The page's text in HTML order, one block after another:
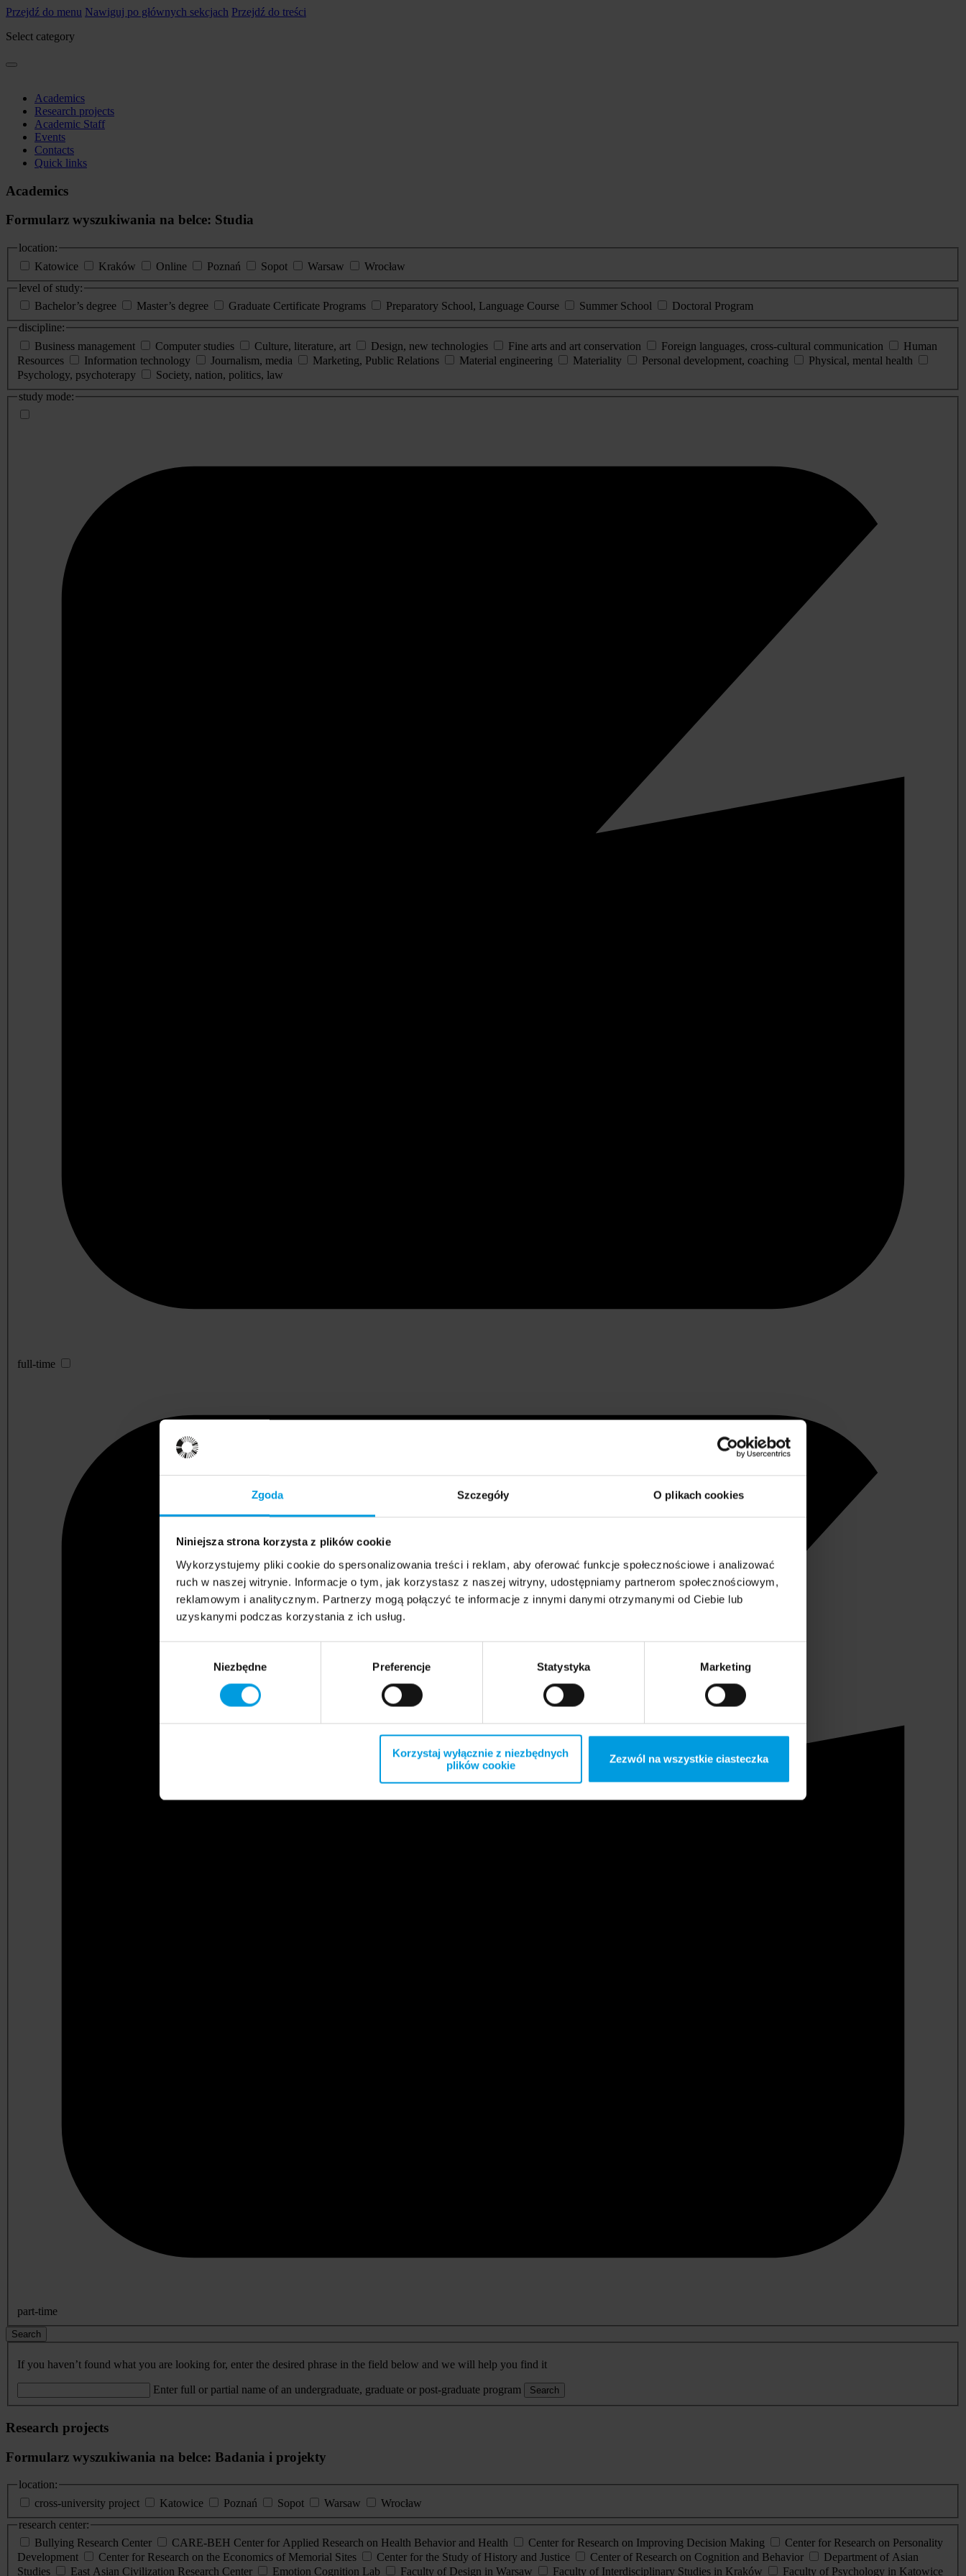
Zgoda Szczegóły O plikach cookies
Niniejsza strona korzysta z plików cookie
Wykorzystujemy pliki cookie do spersonalizowania treści i reklam, aby oferować funkcje społecznościowe i analizować
ruch w naszej witrynie. Informacje o tym, jak korzystasz z naszej witryny, udostępniamy partnerom społecznościowym,
reklamowym i analitycznym. Partnerzy mogą połączyć te informacje z innymi danymi otrzymanymi od Ciebie lub
uzyskanymi podczas korzystania z ich usług.
Niezbędne Preferencje Statystyka Marketing
Korzystaj wyłącznie z niezbędnych
plików cookie
Zezwól na wszystkie ciasteczka
Przejdź do menu Nawiguj po głównych sekcjach Przejdź do treści
Select category
Academics
Research projects
Academic Staff
Events
Contacts
Quick links
Academics
Formularz wyszukiwania na belce: Studia
location:
Katowice
Kraków Online Poznań Sopot Warsaw
Wrocław
level of study:
Bachelor’s degree
Master’s degree Graduate Certificate Programs Preparatory School, Language Course Summer School
Doctoral Program
discipline:
Business management
Computer studies Culture, literature, art Design, new technologies Fine arts and art conservation Foreign languages, cross-cultural communication
Human
Resources
Information technology Journalism, media Marketing, Public Relations Material engineering Materiality Personal development, coaching
Physical, mental health
Psychology, psychoterapy
Society, nation, politics, law
study mode:
full-time
part-time
Search
If you haven’t found what you are looking for, enter the desired phrase in the field below and we will help you find it
Enter full or partial name of an undergraduate, graduate or post-graduate program Search
Research projects
Formularz wyszukiwania na belce: Badania i projekty
location:
cross-university project
Katowice Poznań Sopot Warsaw
Wrocław
research center:
Bullying Research Center
CARE-BEH Center for Applied Research on Health Behavior and Health Center for Research on Improving Decision Making
Center for Research on Personality
Development
Center for Research on the Economics of Memorial Sites Center for the Study of History and Justice Center of Research on Cognition and Behavior
Department of Asian
Studies
East Asian Civilization Research Center Emotion Cognition Lab Faculty of Design in Warsaw Faculty of Interdisciplinary Studies in Kraków Faculty of Psychology in Katowice